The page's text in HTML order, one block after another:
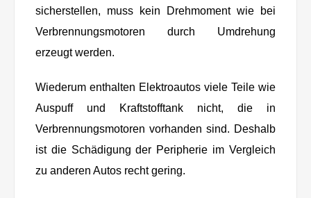
sicherstellen, muss kein Drehmoment wie bei
Verbrennungsmotoren durch Umdrehung
erzeugt werden.
Wiederum enthalten Elektroautos viele Teile wie
Auspuff und Kraftstofftank nicht, die in
Verbrennungsmotoren vorhanden sind. Deshalb
ist die Schädigung der Peripherie im Vergleich
zu anderen Autos recht gering.